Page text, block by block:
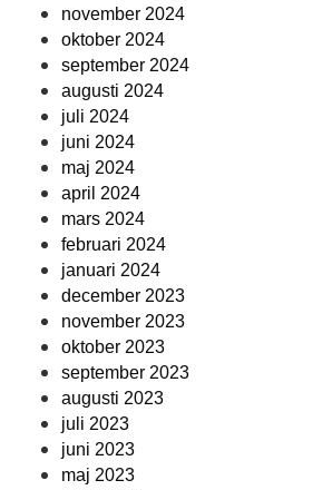
november 2024
oktober 2024
september 2024
augusti 2024
juli 2024
juni 2024
maj 2024
april 2024
mars 2024
februari 2024
januari 2024
december 2023
november 2023
oktober 2023
september 2023
augusti 2023
juli 2023
juni 2023
maj 2023